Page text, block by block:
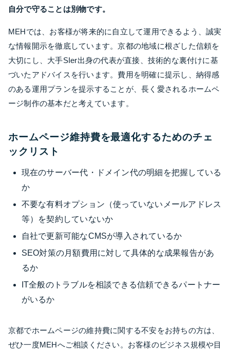
自分で守ることは別物です。
MEHでは、お客様が将来的に自立して運用できるよう、誠実
な情報開示を徹底しています。京都の地域に根ざした信頼を
大切にし、大手SIer出身の代表が直接、技術的な裏付けに基
づいたアドバイスを行います。費用を明確に提示し、納得感
のある運用プランを提示することが、長く愛されるホームペ
ージ制作の基本だと考えています。
ホームページ維持費を最適化するためのチェ
ックリスト
現在のサーバー代・ドメイン代の明細を把握している
か
不要な有料オプション（使っていないメールアドレス
等）を契約していないか
自社で更新可能なCMSが導入されているか
SEO対策の月額費用に対して具体的な成果報告があ
るか
IT全般のトラブルを相談できる信頼できるパートナー
がいるか
京都でホームページの維持費に関する不安をお持ちの方は、
ぜひ一度MEHへご相談ください。お客様のビジネス規模や目